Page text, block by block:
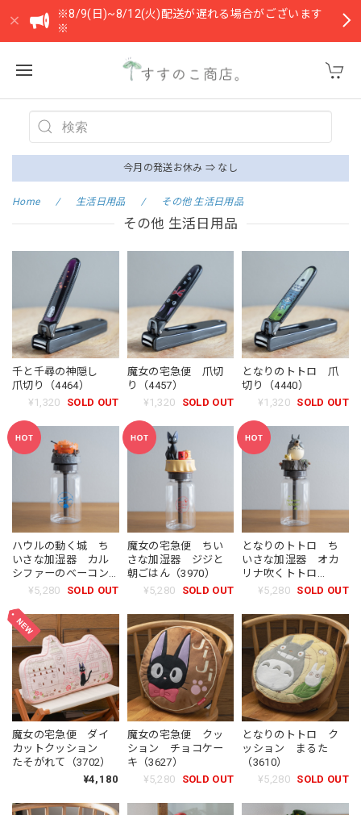
※8/9(日)~8/12(火)配送が遅れる場合がございます
※
今月の発送お休み ⇒ なし
Home 生活日用品 その他 生活日用品
その他 生活日用品
千と千尋の神隠し
爪切り（4464）
¥1,320
SOLD OUT
魔女の宅急便 爪切
り（4457）
¥1,320
SOLD OUT
となりのトトロ 爪
切り（4440）
¥1,320 SOLD OUT
ハウルの動く城 ち
いさな加湿器 カル
シファーのベーコン
エッグ（3994）
¥5,280 SOLD OUT
魔女の宅急便 ちい
さな加湿器 ジジと
朝ごはん（3970）
¥5,280
SOLD OUT
となりのトトロ ち
いさな加湿器 オカ
リナ吹くトトロ
（3963）
¥5,280 SOLD OUT
魔女の宅急便 ダイ
カットクッション
たそがれて（3702）
¥4,180
魔女の宅急便 クッ
ション チョコケー
キ（3627）
¥5,280
SOLD OUT
となりのトトロ ク
ッション まるた
（3610）
¥5,280 SOLD OUT